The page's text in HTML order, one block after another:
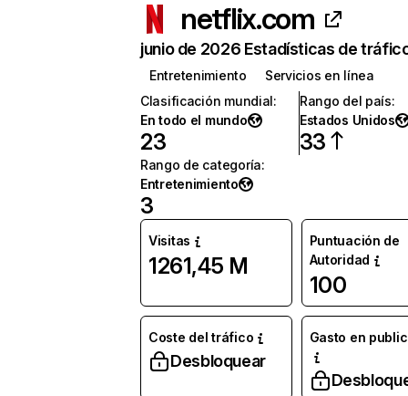
netflix.com
junio de 2026 Estadísticas de
Entretenimiento
Servicios en línea
Clasificación mundial:
En todo el mundo
23
Rango del país:
Estados Unidos
33
Rango de categoría:
Entretenimiento
3
Visitas
1261,45 M
Puntuación de
Autoridad
100
Coste del tráfico
Desbloquear
Gasto en